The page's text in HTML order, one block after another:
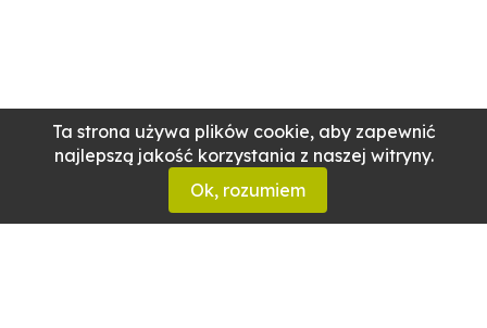
Ta strona używa plików cookie, aby zapewnić
najlepszą jakość korzystania z naszej witryny.
Ok, rozumiem